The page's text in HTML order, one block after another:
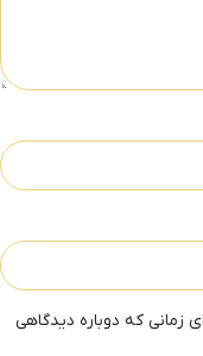
زمانی که دوباره دیدگاهی